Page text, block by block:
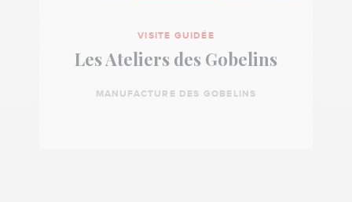
VISITE GUIDÉE
Les Ateliers des Gobelins
MANUFACTURE DES GOBELINS